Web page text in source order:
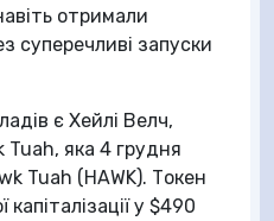
отримали
суперечливі запуски
є Хейлі Велч,
Tuah, яка 4 грудня
Tuah (HAWK). Токен
у $490